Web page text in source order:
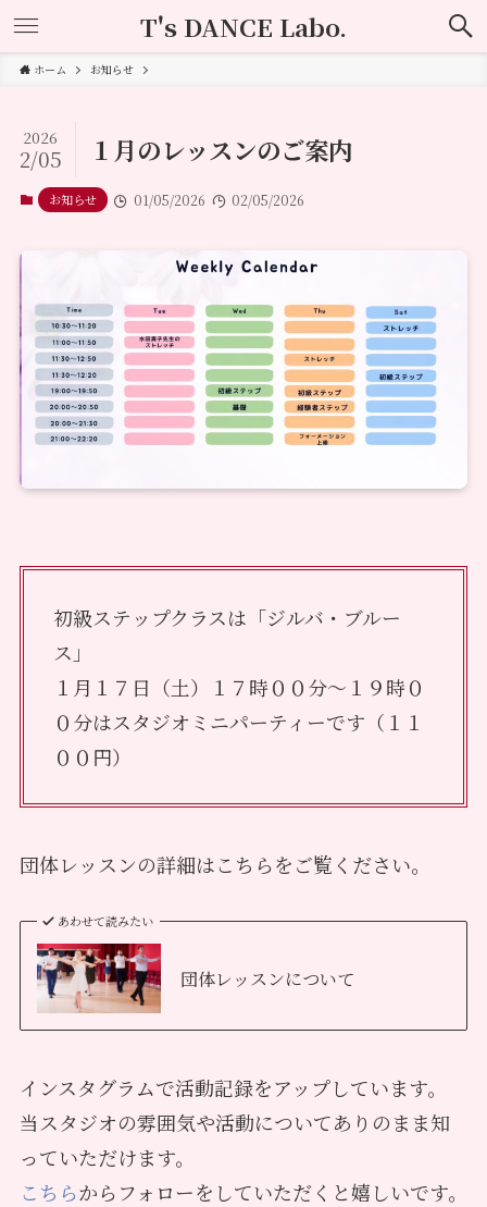
T's DANCE Labo.
ホーム お知らせ
１月のレッスンのご案内
2026
2/05
お知らせ 01/05/2026 02/05/2026
初級ステップクラスは「ジルバ・ブルー
ス」
１月１７日（土）１７時００分～１９時０
０分はスタジオミニパーティーです（１１
００円）
団体レッスンの詳細はこちらをご覧ください。
あわせて読みたい
団体レッスンについて
インスタグラムで活動記録をアップしています。
当スタジオの雰囲気や活動についてありのまま知
っていただけます。
こちらからフォローをしていただくと嬉しいです。